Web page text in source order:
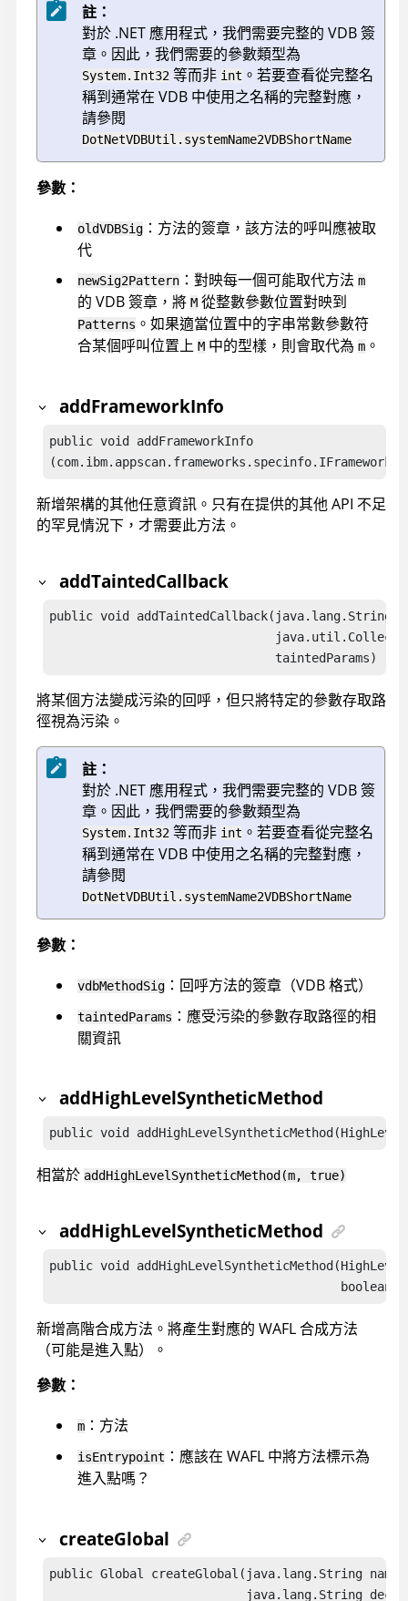
註：
對於 .NET 應用程式，我們需要完整的 VDB 簽
章。因此，我們需要的參數類型為
System.Int32 等而非 int 。若要查看從完整名
稱到通常在 VDB 中使用之名稱的完整對應，
請參閱
DotNetVDBUtil.systemName2VDBShortName
參數：
oldVDBSig ：方法的簽章，該方法的呼叫應被取
代
newSig2Pattern ：對映每一個可能取代方法 m
的 VDB 簽章，將 M 從整數參數位置對映到
Patterns 。如果適當位置中的字串常數參數符
合某個呼叫位置上 M 中的型樣，則會取代為 m 。
addFrameworkInfo
public void addFrameworkInfo
新增架構的其他任意資訊。只有在提供的其他 API 不足
的罕見情況下，才需要此方法。
addTaintedCallback
public void addTaintedCallback(java.lang.String
                               taintedParams)
將某個方法變成污染的回呼，但只將特定的參數存取路
徑視為污染。
註：
對於 .NET 應用程式，我們需要完整的 VDB 簽
章。因此，我們需要的參數類型為
System.Int32 等而非 int 。若要查看從完整名
稱到通常在 VDB 中使用之名稱的完整對應，
請參閱
DotNetVDBUtil.systemName2VDBShortName
參數：
vdbMethodSig ：回呼方法的簽章（VDB 格式）
taintedParams ：應受污染的參數存取路徑的相
關資訊
addHighLevelSyntheticMethod
public void
相當於 addHighLevelSyntheticMethod(m, true)
addHighLevelSyntheticMethod
public void
boolean
新增高階合成方法。將產生對應的 WAFL 合成方法
（可能是進入點）。
參數：
m ：方法
isEntrypoint ：應該在 WAFL 中將方法標示為
進入點嗎？
createGlobal
public Global createGlobal(java.lang.String name,
java.lang.String